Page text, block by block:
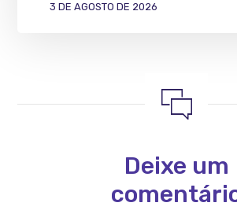
3 DE AGOSTO DE 2026
Deixe um